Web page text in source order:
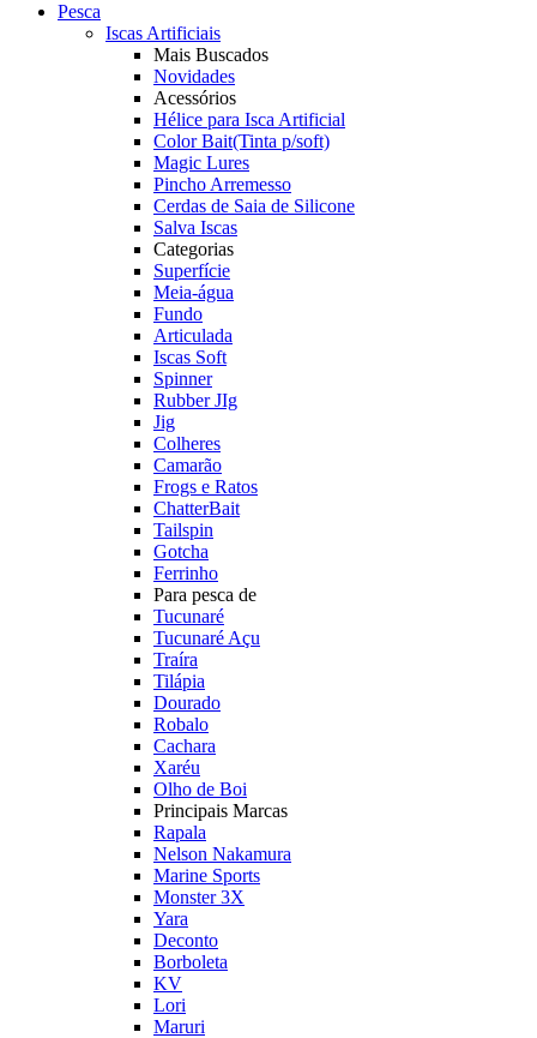
Pesca
Iscas Artificiais
Mais Buscados
Novidades
Acessórios
Hélice para Isca Artificial
Color Bait(Tinta p/soft)
Magic Lures
Pincho Arremesso
Cerdas de Saia de Silicone
Salva Iscas
Categorias
Superfície
Meia-água
Fundo
Articulada
Iscas Soft
Spinner
Rubber JIg
Jig
Colheres
Camarão
Frogs e Ratos
ChatterBait
Tailspin
Gotcha
Ferrinho
Para pesca de
Tucunaré
Tucunaré Açu
Traíra
Tilápia
Dourado
Robalo
Cachara
Xaréu
Olho de Boi
Principais Marcas
Rapala
Nelson Nakamura
Marine Sports
Monster 3X
Yara
Deconto
Borboleta
KV
Lori
Maruri